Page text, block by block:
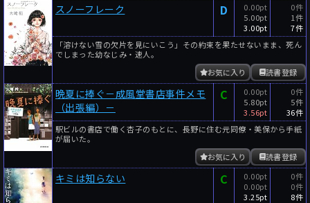
スノーフレーク D
0.00pt
5.00pt
3.00pt
0件
1件
7件
「溶けない雪の欠片を見にいこう」その約束を果たせないまま、死ん
でしまった幼なじみ・速人。
読書登録
お気に入り
晩夏に捧ぐ－成風堂書店事件メモ
（出張編）－
C
0.00pt
5.80pt
3.56pt
0件
5件
36件
駅ビルの書店で働く杏子のもとに、長野に住む元同僚・美保から手紙
が届いた。
読書登録
お気に入り
キミは知らない C
0.00pt
0.00pt
3.25pt
0件
0件
8件